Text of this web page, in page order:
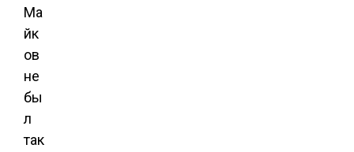
Ма
йк
ов
не
бы
л
так